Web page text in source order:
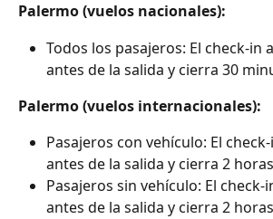
Palermo (vuelos nacionales):
Todos los pasajeros: El check-in
antes de la salida y cierra 30
Palermo (vuelos internacionales):
Pasajeros con vehículo: El
antes de la salida y cierra 2
Pasajeros sin vehículo: El check-
antes de la salida y cierra 2